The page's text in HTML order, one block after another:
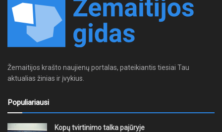
Žemaitijos krašto naujienų portalas, pateikiantis tiesiai Tau
aktualias žinias ir įvykius.
Populiariausi
Kopų tvirtinimo talka pajūryje